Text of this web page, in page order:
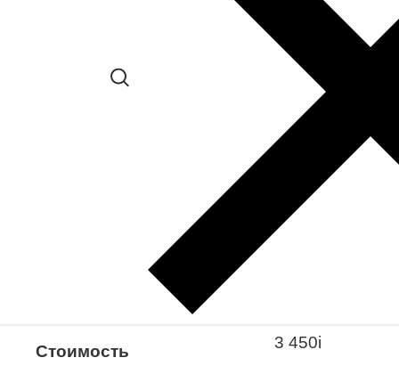
необходимо уточнять отдельно
Закажите понравившуюся модель
в ближайший салон “Оптик-Экспресс”.
*Доступно для Республики
Стоимость 3 450i
Сравнить товар